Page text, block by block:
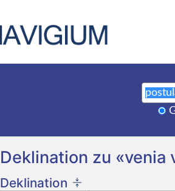
Deklination zu «venia
Deklination